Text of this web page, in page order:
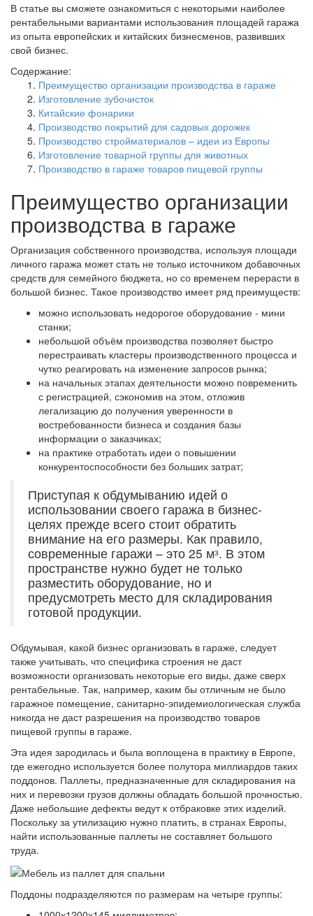
В статье вы сможете ознакомиться с некоторыми наиболее
рентабельными вариантами использования площадей гаража
из опыта европейских и китайских бизнесменов, развивших
свой бизнес.
Содержание:
Преимущество организации производства в гараже
Изготовление зубочисток
Китайские фонарики
Производство покрытий для садовых дорожек
Производство стройматериалов – идеи из Европы
Изготовление товарной группы для животных
Производство в гараже товаров пищевой группы
Преимущество организации
производства в гараже
Организация собственного производства, используя площади
личного гаража может стать не только источником добавочных
средств для семейного бюджета, но со временем перерасти в
большой бизнес. Такое производство имеет ряд преимуществ:
можно использовать недорогое оборудование - мини
станки;
небольшой объём производства позволяет быстро
перестраивать кластеры производственного процесса и
чутко реагировать на изменение запросов рынка;
на начальных этапах деятельности можно повременить
с регистрацией, сэкономив на этом, отложив
легализацию до получения уверенности в
востребованности бизнеса и создания базы
информации о заказчиках;
на практике отработать идеи о повышении
конкурентоспособности без больших затрат;
Приступая к обдумыванию идей о
использовании своего гаража в бизнес-
целях прежде всего стоит обратить
внимание на его размеры. Как правило,
современные гаражи – это 25 мᵌ. В этом
пространстве нужно будет не только
разместить оборудование, но и
предусмотреть место для складирования
готовой продукции.
Обдумывая, какой бизнес организовать в гараже, следует
также учитывать, что специфика строения не даст
возможности организовать некоторые его виды, даже сверх
рентабельные. Так, например, каким бы отличным не было
гаражное помещение, санитарно-эпидемиологическая служба
никогда не даст разрешения на производство товаров
пищевой группы в гараже.
Эта идея зародилась и была воплощена в практику в Европе,
где ежегодно используется более полутора миллиардов таких
поддонов. Паллеты, предназначенные для складирования на
них и перевозки грузов должны обладать большой прочностью.
Даже небольшие дефекты ведут к отбраковке этих изделий.
Поскольку за утилизацию нужно платить, в странах Европы,
найти использованные паллеты не составляет большого
труда.
Поддоны подразделяются по размерам на четыре группы: